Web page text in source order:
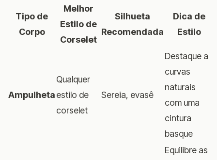
Tipo de
Corpo
Melhor
Estilo de
Corselet
Silhueta
Recomendada
Dica de
Estilo
Ampulheta
Qualquer
estilo de
corselet
Sereia, evasê
Destaque as
curvas
naturais
com uma
cintura
basque
Equilibre as